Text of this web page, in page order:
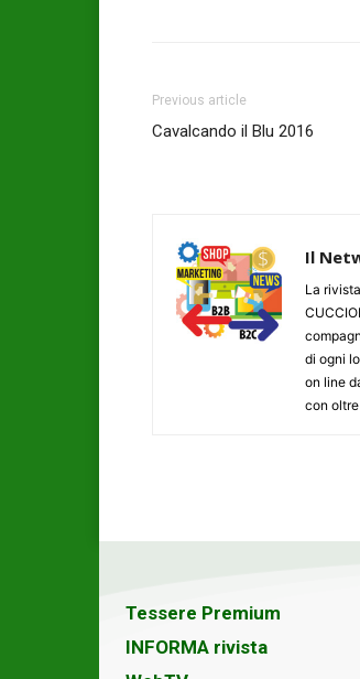
Previous article
Cavalcando il Blu 2016
Il
La
di ogni
on line
con
Tessere Premium
INFORMA rivista